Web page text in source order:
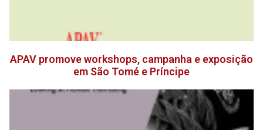
APAV promove workshops, campanha e exposição
em São Tomé e Príncipe